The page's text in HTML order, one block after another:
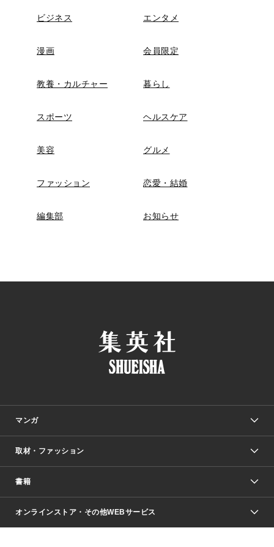
ビジネス エンタメ
漫画 会員限定
教養・カルチャー 暮らし
スポーツ ヘルスケア
美容 グルメ
ファッション 恋愛・結婚
編集部 お知らせ
マンガ
少年マンガ
Vジャンプ
週刊ヤングジャンプ
少女マンガ
取材・ファッション
Seventeen
芸能・情報・スポーツ
書籍
文芸・文庫・総合
オンラインストア・その他WEBサービス